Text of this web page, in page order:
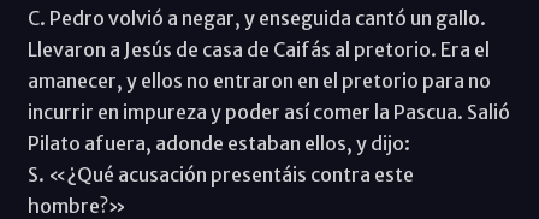
C. Pedro volvió a negar, y enseguida cantó un gallo.
Llevaron a Jesús de casa de Caifás al pretorio. Era el
amanecer, y ellos no entraron en el pretorio para no
incurrir en impureza y poder así comer la Pascua. Salió
Pilato afuera, adonde estaban ellos, y dijo:
S. «¿Qué acusación presentáis contra este
hombre?»